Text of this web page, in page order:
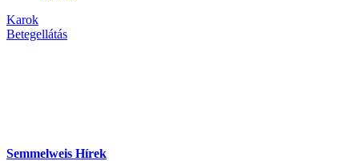
Karok
Betegellátás
Semmelweis Hírek